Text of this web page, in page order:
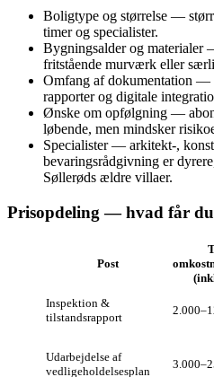
Boligtype og størrelse —
timer og specialister.
Bygningsalder og materialer
fritstående murværk eller
Omfang af dokumentation —
rapporter og digitale
Ønske om opfølgning —
løbende, men mindsker
Specialister — arkitekt-,
bevaringsrådgivning er
Søllerøds ældre villaer.
Prisopdeling — hvad får du
Post
Inspektion &
tilstandsrapport
Udarbejdelse af
vedligeholdelsesplan